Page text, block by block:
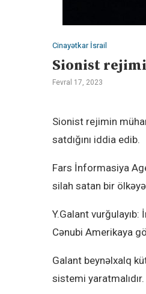
Cinayətkar İsrail
Sionist
Fevral 17, 2023
Sionist rejimin
satdığını iddia edib.
Fars İnformasiya
silah satan bir
Y.Galant
Cənubi Amerikaya
Galant beynəlxalq
sistemi yaratmalıdır.